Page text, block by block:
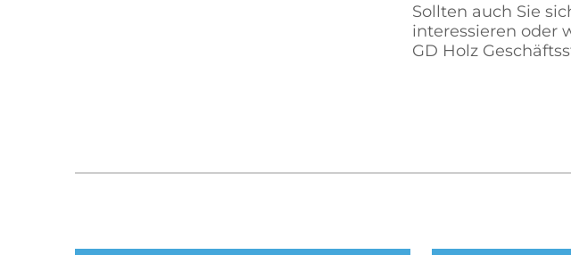
Sollten auch Sie
interessieren oder
GD Holz